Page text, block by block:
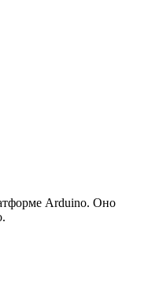
Arduino. Оно